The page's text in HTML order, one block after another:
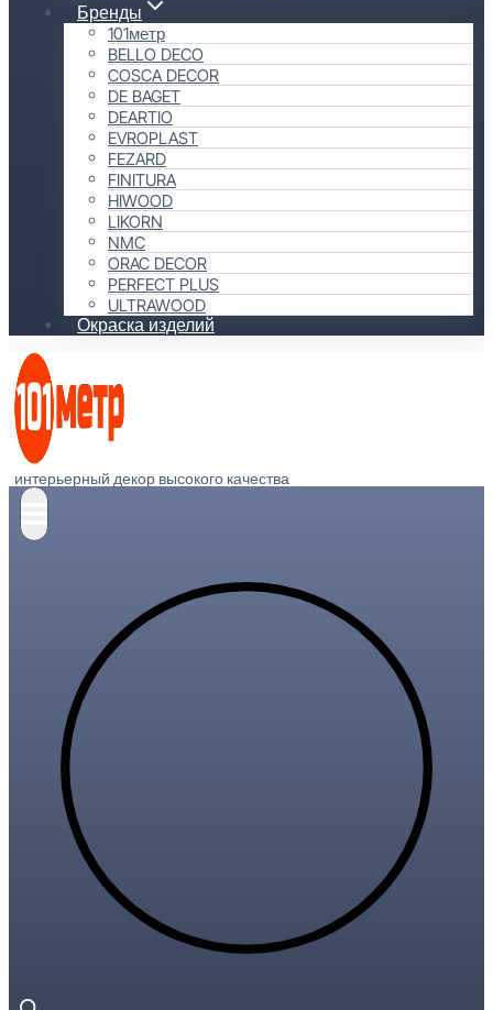
Бренды
101метр
BELLO DECO
COSCA DECOR
DE BAGET
DEARTIO
EVROPLAST
FEZARD
FINITURA
HIWOOD
LIKORN
NMC
ORAC DECOR
PERFECT PLUS
ULTRAWOOD
Окраска изделий
интерьерный декор высокого качества